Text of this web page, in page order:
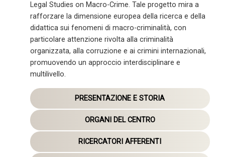
Legal Studies on Macro-Crime. Tale progetto mira a
rafforzare la dimensione europea della ricerca e della
didattica sui fenomeni di macro-criminalità, con
particolare attenzione rivolta alla criminalità
organizzata, alla corruzione e ai crimini internazionali,
promuovendo un approccio interdisciplinare e
multilivello.
PRESENTAZIONE E STORIA
ORGANI DEL CENTRO
RICERCATORI AFFERENTI